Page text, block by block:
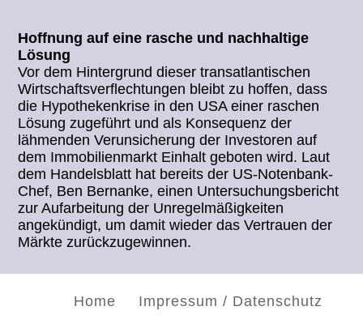
Hoffnung auf eine rasche und nachhaltige
Lösung
Vor dem Hintergrund dieser transatlantischen
Wirtschaftsverflechtungen bleibt zu hoffen, dass
die Hypothekenkrise in den USA einer raschen
Lösung zugeführt und als Konsequenz der
lähmenden Verunsicherung der Investoren auf
dem Immobilienmarkt Einhalt geboten wird. Laut
dem Handelsblatt hat bereits der US-Notenbank-
Chef, Ben Bernanke, einen Untersuchungsbericht
zur Aufarbeitung der Unregelmäßigkeiten
angekündigt, um damit wieder das Vertrauen der
Märkte zurückzugewinnen.
Home Impressum / Datenschutz